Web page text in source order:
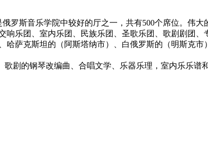
罗斯音乐学院中较好的厅之一，共有500个席位。伟
乐团、室内乐团、民族乐团、圣歌乐团、歌剧剧团
萨克斯坦的（阿斯塔纳市）、白俄罗斯的（明斯克
剧的钢琴改编曲、合唱文学、乐器乐理，室内乐乐谱